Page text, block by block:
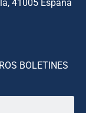
41005 España
BOLETINES